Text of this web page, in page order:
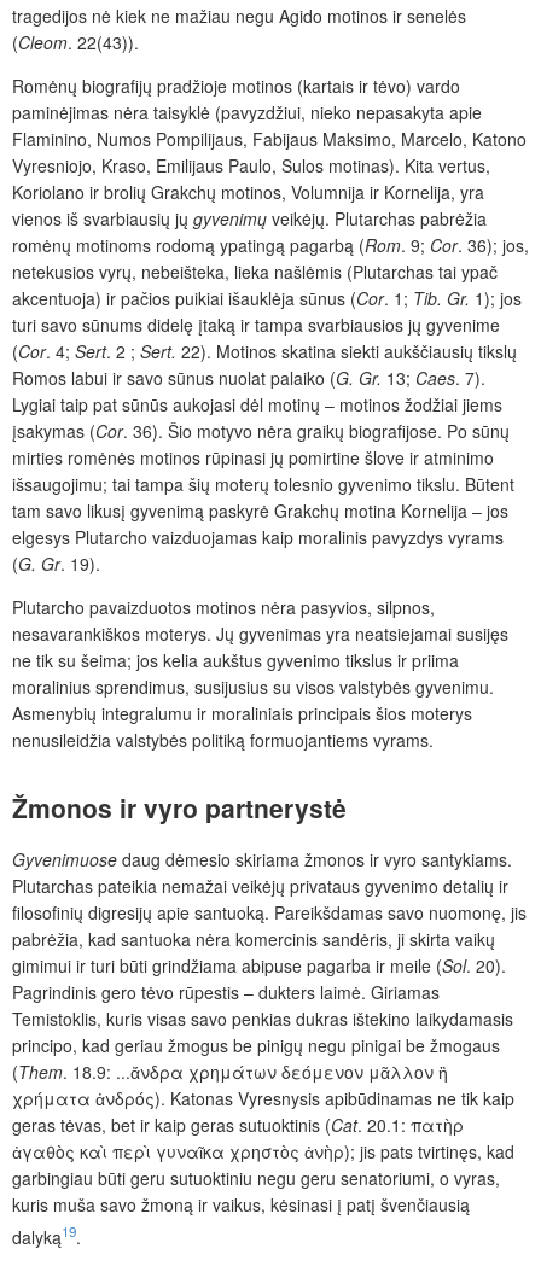
tragedijos nė kiek ne mažiau negu Agido motinos ir senelės
(Cleom. 22(43)).
Romėnų biografijų pradžioje motinos (kartais ir tėvo) vardo
paminėjimas nėra taisyklė (pavyzdžiui, nieko nepasakyta apie
Flaminino, Numos Pompilijaus, Fabijaus Maksimo, Marcelo, Katono
Vyresniojo, Kraso, Emilijaus Paulo, Sulos motinas). Kita vertus,
Koriolano ir brolių Grakchų motinos, Volumnija ir Kornelija, yra
vienos iš svarbiausių jų gyvenimų veikėjų. Plutarchas pabrėžia
romėnų motinoms rodomą ypatingą pagarbą (Rom. 9; Cor. 36); jos,
netekusios vyrų, nebeišteka, lieka našlėmis (Plutarchas tai ypač
akcentuoja) ir pačios puikiai išauklėja sūnus (Cor. 1; Tib. Gr. 1); jos
turi savo sūnums didelę įtaką ir tampa svarbiausios jų gyvenime
(Cor. 4; Sert. 2 ; Sert. 22). Motinos skatina siekti aukščiausių tikslų
Romos labui ir savo sūnus nuolat palaiko (G. Gr. 13; Caes. 7).
Lygiai taip pat sūnūs aukojasi dėl motinų – motinos žodžiai jiems
įsakymas (Cor. 36). Šio motyvo nėra graikų biografijose. Po sūnų
mirties romėnės motinos rūpinasi jų pomirtine šlove ir atminimo
išsaugojimu; tai tampa šių moterų tolesnio gyvenimo tikslu. Būtent
tam savo likusį gyvenimą paskyrė Grakchų motina Kornelija – jos
elgesys Plutarcho vaizduojamas kaip moralinis pavyzdys vyrams
(G. Gr. 19).
Plutarcho pavaizduotos motinos nėra pasyvios, silpnos,
nesavarankiškos moterys. Jų gyvenimas yra neatsiejamai susijęs
ne tik su šeima; jos kelia aukštus gyvenimo tikslus ir priima
moralinius sprendimus, susijusius su visos valstybės gyvenimu.
Asmenybių integralumu ir moraliniais principais šios moterys
nenusileidžia valstybės politiką formuojantiems vyrams.
Žmonos ir vyro partnerystė
Gyvenimuose daug dėmesio skiriama žmonos ir vyro santykiams.
Plutarchas pateikia nemažai veikėjų privataus gyvenimo detalių ir
filosofinių digresijų apie santuoką. Pareikšdamas savo nuomonę, jis
pabrėžia, kad santuoka nėra komercinis sandėris, ji skirta vaikų
gimimui ir turi būti grindžiama abipuse pagarba ir meile (Sol. 20).
Pagrindinis gero tėvo rūpestis – dukters laimė. Giriamas
Temistoklis, kuris visas savo penkias dukras ištekino laikydamasis
principo, kad geriau žmogus be pinigų negu pinigai be žmogaus
(Them. 18.9: ...ἄνδρα χρημάτων δεόμενον μᾶλλον ἢ
χρήματα ἀνδρός). Katonas Vyresnysis apibūdinamas ne tik kaip
geras tėvas, bet ir kaip geras sutuoktinis (Cat. 20.1: πατὴρ
ἀγαθὸς καὶ περὶ γυναῖκα χρηστὸς ἀνὴρ); jis pats tvirtinęs, kad
garbingiau būti geru sutuoktiniu negu geru senatoriumi, o vyras,
kuris muša savo žmoną ir vaikus, kėsinasi į patį švenčiausią
dalyką19.